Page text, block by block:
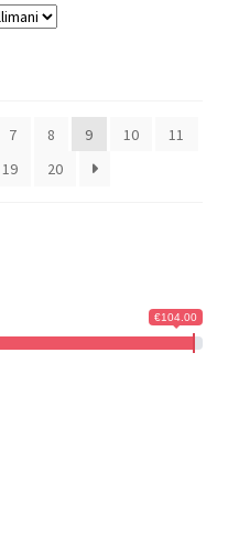
7 8 9 10
11
19 20
€104.00